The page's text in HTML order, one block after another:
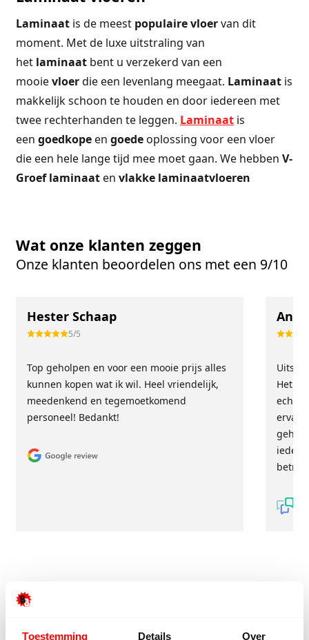
Toestemming Details Over
Laminaatis de meest populairevloervan dit
moment. Met de luxe uitstraling van
het laminaatbent u verzekerd van een
mooievloerdie een levenlang meegaat. Laminaatis
makkelijk schoon te houden en door iedereen met
twee rechterhanden te leggen. Laminaatis
een goedkopeen goedeoplossing voor een vloer
die een hele lange tijd mee moet gaan. We hebben V-
Groef laminaaten vlakke laminaatvloeren
Wat onze klanten zeggen
Onze klanten beoordelen ons met een 9/10
Hester Schaap
5/5
Top geholpen en voor een mooie prijs alles
kunnen kopen wat ik wil. Heel vriendelijk,
meedenkend en tegemoetkomend
personeel! Bedankt!
Het
echt